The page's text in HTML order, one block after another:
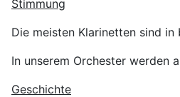
Stimmung
Die meisten Klarinetten sind
In unserem Orchester werden
Geschichte